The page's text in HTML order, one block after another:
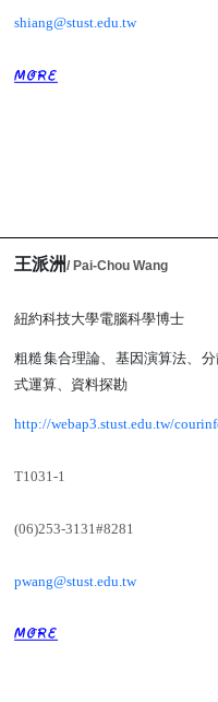
shiang@stust.edu.tw
王派洲/ Pai-Chou Wang
紐約科技大學電腦科學博士
粗糙集合理論、基因演算法、分
式運算、資料探勘
http://webap3.stust.edu.tw/
T1031-1
(06)253-3131#8281
pwang@stust.edu.tw